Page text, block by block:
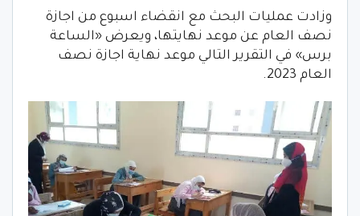
وزادت عمليات البحث مع انقضاء اسبوع من اجازة
نصف العام عن موعد نهايتها، ويعرض «الساعة
برس» في التقرير التالي موعد نهاية اجازة نصف
العام 2023.